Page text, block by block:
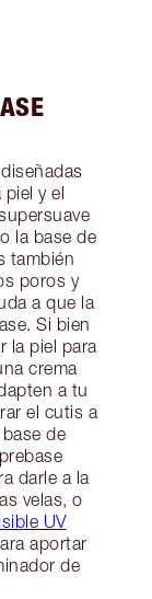
y el
la base de
también
poros y
a que la
Si bien
la piel para
crema
a tu
el cutis a
de
darle a la
velas, o
UV
aportar
de